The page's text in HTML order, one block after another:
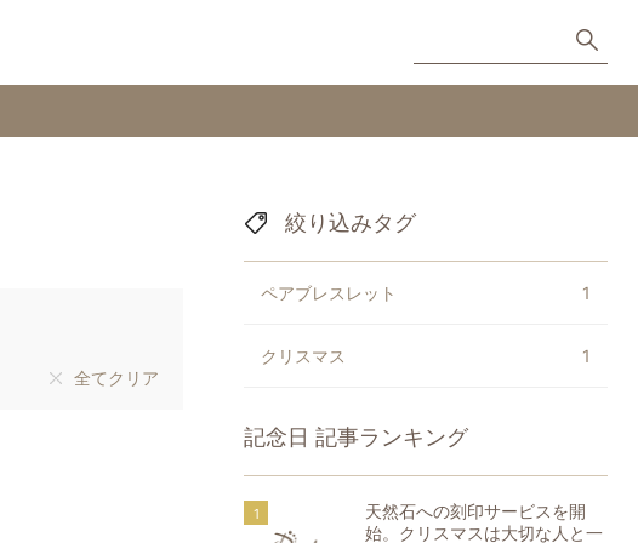
全てクリア
絞り込みタグ
ペアブレスレット 1
クリスマス 1
記念日 記事ランキング
天然石への刻印サービスを開
始。クリスマスは大切な人と一